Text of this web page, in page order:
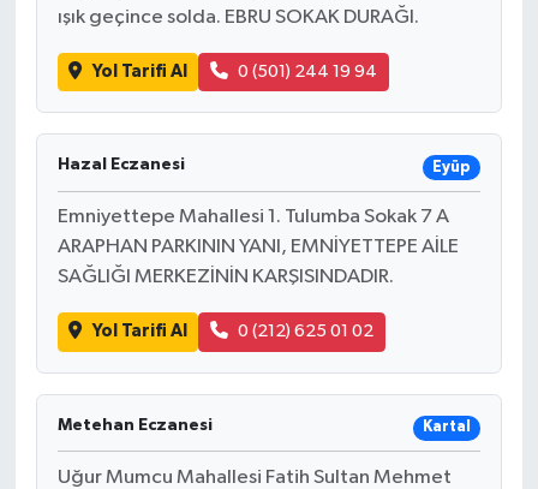
ışık geçince solda. EBRU SOKAK DURAĞI.
Yol Tarifi Al 0 (501) 244 19 94
Hazal Eczanesi Eyüp
Emniyettepe Mahallesi 1. Tulumba Sokak 7 A
ARAPHAN PARKININ YANI, EMNİYETTEPE AİLE
SAĞLIĞI MERKEZİNİN KARŞISINDADIR.
Yol Tarifi Al 0 (212) 625 01 02
Metehan Eczanesi Kartal
Uğur Mumcu Mahallesi Fatih Sultan Mehmet